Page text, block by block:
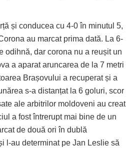
și conducea cu 4-0 în minutul 5,
au marcat prima dată. La 6-
odihnă, dar corona nu a reușit un
a aparat aruncarea de la 7 metri
Brașovului a recuperat și a
s-a distanțat la 6 goluri, scor
ale arbitrilor moldoveni au creat
a fost întrerupt mai bine de un
de două ori în dublă
l-au determinat pe Jan Leslie să